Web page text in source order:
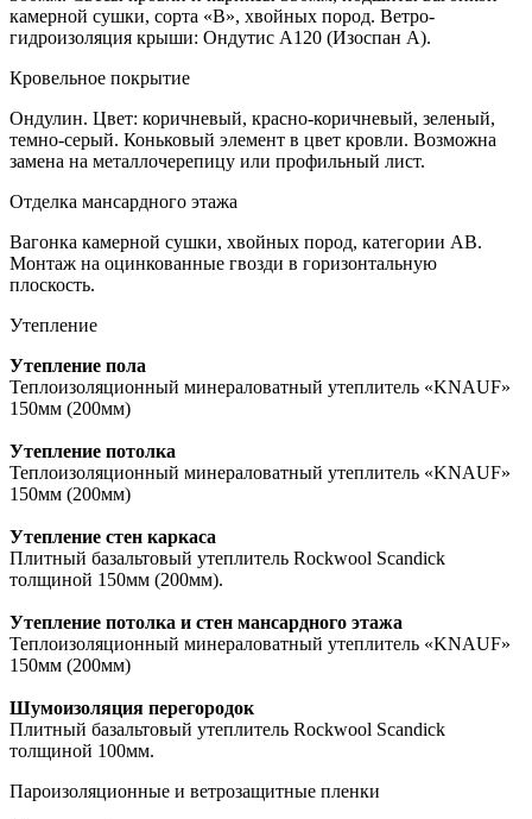
камерной сушки, сорта «В», хвойных пород. Ветро-
гидроизоляция крыши: Ондутис А120 (Изоспан А).
Кровельное покрытие
Ондулин. Цвет: коричневый, красно-коричневый, зеленый,
темно-серый. Коньковый элемент в цвет кровли. Возможна
замена на металлочерепицу или профильный лист.
Отделка мансардного этажа
Вагонка камерной сушки, хвойных пород, категории АВ.
Монтаж на оцинкованные гвозди в горизонтальную
плоскость.
Утепление
Утепление пола
Теплоизоляционный минераловатный утеплитель «KNAUF»
150мм (200мм)
Утепление потолка
Теплоизоляционный минераловатный утеплитель «KNAUF»
150мм (200мм)
Утепление стен каркаса
Плитный базальтовый утеплитель Rockwool Scandick
толщиной 150мм (200мм).
Утепление потолка и стен мансардного этажа
Теплоизоляционный минераловатный утеплитель «KNAUF»
150мм (200мм)
Шумоизоляция перегородок
Плитный базальтовый утеплитель Rockwool Scandick
толщиной 100мм.
Пароизоляционные и ветрозащитные пленки